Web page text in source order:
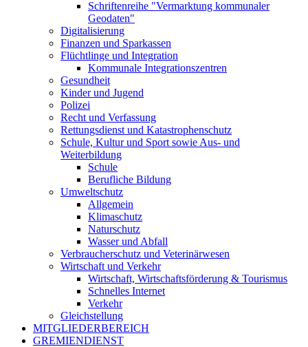
Schriftenreihe "Vermarktung kommunaler
Geodaten"
Digitalisierung
Finanzen und Sparkassen
Flüchtlinge und Integration
Kommunale Integrationszentren
Gesundheit
Kinder und Jugend
Polizei
Recht und Verfassung
Rettungsdienst und Katastrophenschutz
Schule, Kultur und Sport sowie Aus- und
Weiterbildung
Schule
Berufliche Bildung
Umweltschutz
Allgemein
Klimaschutz
Naturschutz
Wasser und Abfall
Verbraucherschutz und Veterinärwesen
Wirtschaft und Verkehr
Wirtschaft, Wirtschaftsförderung & Tourismus
Schnelles Internet
Verkehr
Gleichstellung
MITGLIEDERBEREICH
GREMIENDIENST